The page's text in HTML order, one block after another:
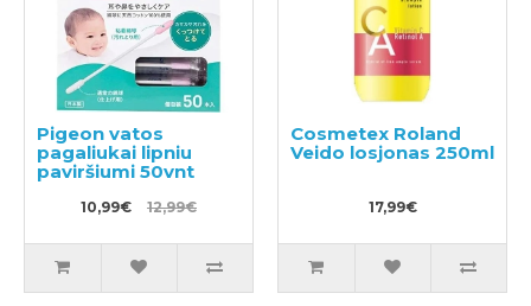
Pigeon vatos
pagaliukai lipniu
paviršiumi 50vnt
10,99€ 12,99€
Cosmetex Roland
Veido losjonas 250ml
17,99€